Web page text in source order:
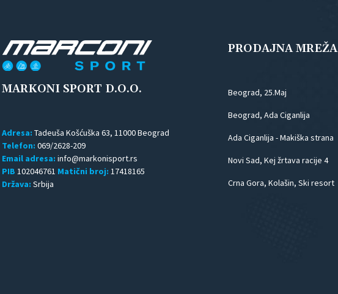
MARKONI SPORT D.O.O.
Adresa: Tadeuša Košćuška 63, 11000 Beograd
Telefon: 069/2628-209
Email adresa:
PIB 102046761 Matični broj: 17418165
Država: Srbija
PRODAJNA MREŽA
Beograd, 25.Maj
Beograd, Ada Ciganlija
Ada Ciganlija - Makiška strana
Novi Sad, Kej žrtava racije 4
Crna Gora, Kolašin, Ski resort